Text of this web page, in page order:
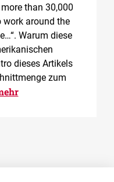
than 30,000
around the
Warum diese
dieses Artikels
zum